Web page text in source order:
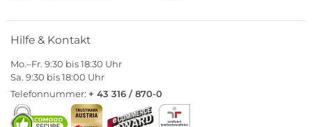
Hilfe & Kontakt
Mo.–Fr. 9:30 bis 18:30 Uhr
Sa. 9:30 bis 18:00 Uhr
Telefonnummer: + 43 316 / 870-0